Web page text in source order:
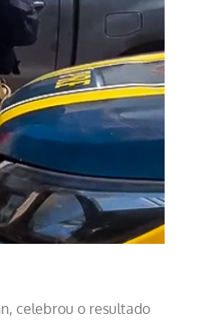
celebrou o resultado